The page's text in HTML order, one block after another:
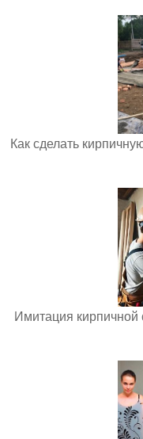
Как сделать
Имитация